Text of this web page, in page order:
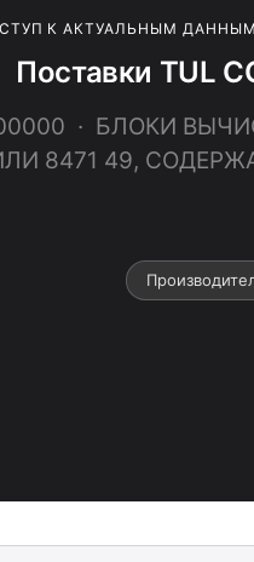
К АКТУАЛЬНЫМ
Поставки TUL
· БЛОКИ
8471 49,